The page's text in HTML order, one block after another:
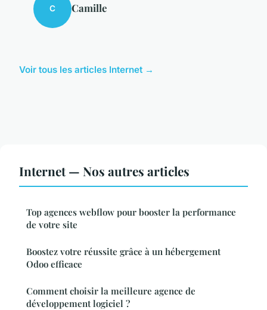
C Camille
Voir tous les articles Internet →
Internet — Nos autres articles
Top agences webflow pour booster la performance
de votre site
Boostez votre réussite grâce à un hébergement
Odoo efficace
Comment choisir la meilleure agence de
développement logiciel ?